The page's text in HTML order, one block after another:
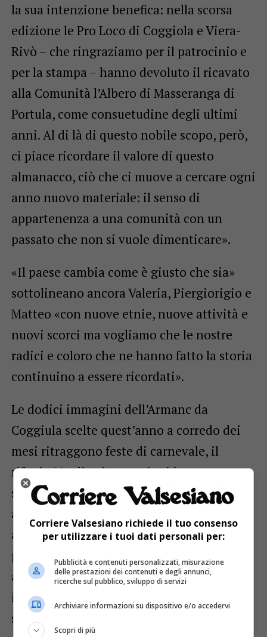
la sua intenzione benefica: nella scorsa
edizione le Pro Loco di Coggiola e Viera-
Rivò – che ringraziamo per il patrocinio e
per la stampa – hanno devoluto il ricavato
alla Comunità l’Albero di Masseranga di
Portula, come consuetudine degli ultimi
anni. Al di là di questo nobile scopo, però,
ci piace ricordare il valore di questo
almanacco, ciò che ci muove a cercare ogni
anno nuovo materiale: il senso di
appartenenza a una comunità con un
passato che non si vuole dimenticare».
«Il paese cambia come è giusto che sia»
sottolineano ancora Valeria, Piergiorigio e
Matteo «con nuove etnie, nuove attività e
nuovi scorci ma vogliamo che le nostre
radici e coloro che ne hanno fatto la storia
continuino a essere ricordati».
Le dodici immagini dell’Armanc da
Coggiula scelte quest’anno a corredo dei
mesi ritraggono feste di carnevale, il
rifugio Moglietti, escursioni in montagna
squadre di calcio del paese, momenti di
aggregazione, gruppi di anziani al bar,
appuntamenti conviviali ma anche
personaggi molto conosciuti in paese fino
alla recente pandemia con uno scatto che
immortala un gruppetto di coggiolesi
seduto su una pancina con indosso la
Corriere Valsesiano richiede il tuo consenso
per utilizzare i tuoi dati personali per:
Pubblicità e contenuti personalizzati, misurazione
delle prestazioni dei contenuti e degli annunci,
ricerche sul pubblico, sviluppo di servizi
Archiviare informazioni su dispositivo e/o accedervi
Scopri di più